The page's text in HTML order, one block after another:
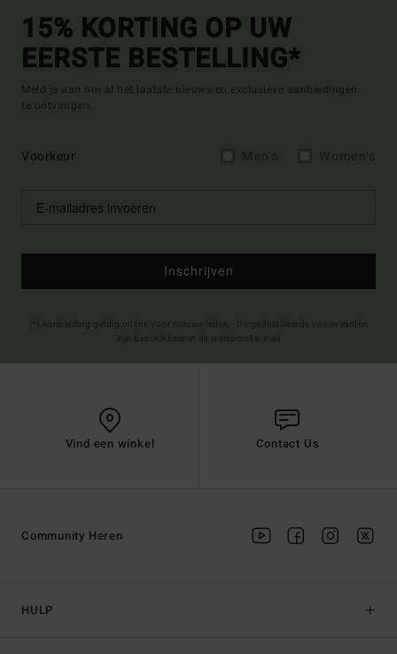
15% KORTING OP UW
EERSTE BESTELLING*
Meld je aan om al het laatste nieuws en exclusieve aanbiedingen
te ontvangen.
Voorkeur
Inschrijven
Vind een winkel Contact Us
HULP
Community Heren